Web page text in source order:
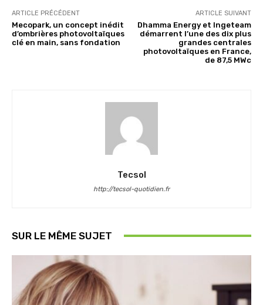
ARTICLE PRÉCÉDENT
Mecopark, un concept inédit
d’ombrières photovoltaïques
clé en main, sans fondation
ARTICLE SUIVANT
Dhamma Energy et Ingeteam
démarrent l’une des dix plus
grandes centrales
photovoltaïques en France,
de 87,5 MWc
Tecsol
http://tecsol-quotidien.fr
SUR LE MÊME SUJET